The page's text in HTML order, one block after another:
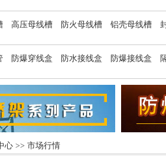
高压母线槽 防火母线槽 铝壳母线槽
防爆穿线盒 防水接线盒 防爆接线盒
心 >> 市场行情